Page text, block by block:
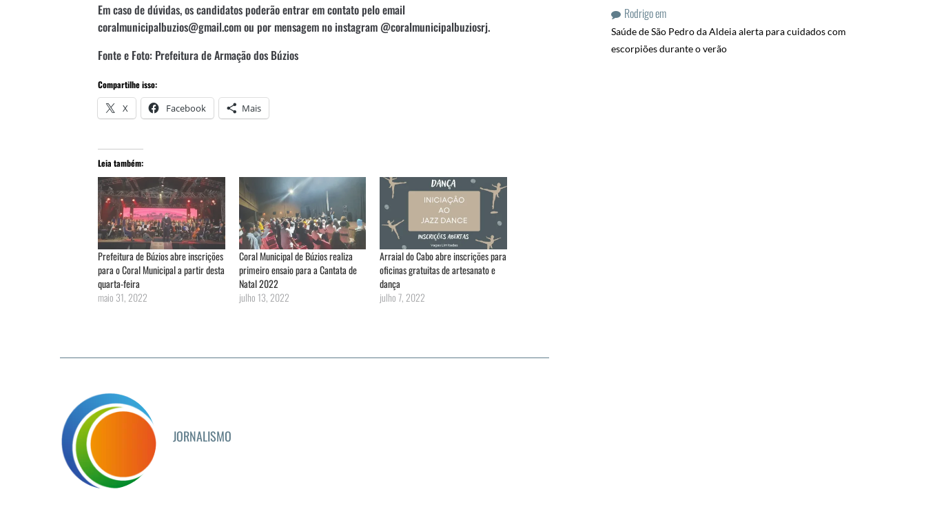
Em caso de dúvidas, os candidatos poderão entrar em contato pelo email
coralmunicipalbuzios@gmail.com ou por mensagem no instagram @coralmunicipalbuziosrj.
Fonte e Foto: Prefeitura de Armação dos Búzios
Compartilhe isso:
X Facebook Mais
Leia também:
Prefeitura de Búzios abre inscrições
para o Coral Municipal a partir desta
quarta-feira
maio 31, 2022
Coral Municipal de Búzios realiza
primeiro ensaio para a Cantata de
Natal 2022
julho 13, 2022
Arraial do Cabo abre inscrições para
oficinas gratuitas de artesanato e
dança
julho 7, 2022
JORNALISMO
Rodrigoem
Saúde de São Pedro da Aldeia alerta para cuidados com
escorpiões durante o verão